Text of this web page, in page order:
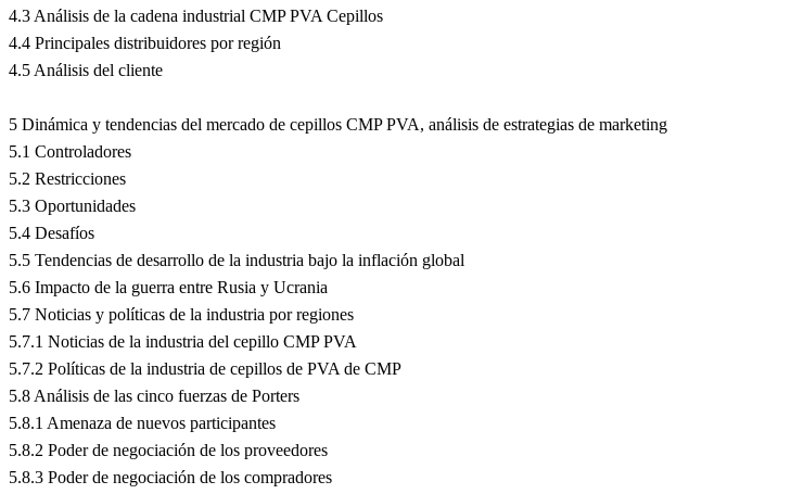
4.3 Análisis de la cadena industrial CMP PVA Cepillos
4.4 Principales distribuidores por región
4.5 Análisis del cliente
5 Dinámica y tendencias del mercado de cepillos CMP PVA, análisis de estrategias de marketing
5.1 Controladores
5.2 Restricciones
5.3 Oportunidades
5.4 Desafíos
5.5 Tendencias de desarrollo de la industria bajo la inflación global
5.6 Impacto de la guerra entre Rusia y Ucrania
5.7 Noticias y políticas de la industria por regiones
5.7.1 Noticias de la industria del cepillo CMP PVA
5.7.2 Políticas de la industria de cepillos de PVA de CMP
5.8 Análisis de las cinco fuerzas de Porters
5.8.1 Amenaza de nuevos participantes
5.8.2 Poder de negociación de los proveedores
5.8.3 Poder de negociación de los compradores